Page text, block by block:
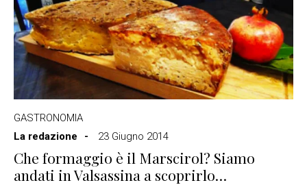
GASTRONOMIA
La redazione
23 Giugno 2014
Che formaggio è il Marscirol? Siamo
andati in Valsassina a scoprirlo…